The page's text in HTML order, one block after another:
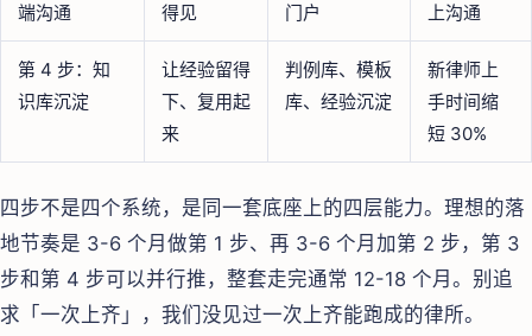
端沟通
得见
门户
上沟通
第 4 步：知
识库沉淀
让经验留得
下、复用起
来
判例库、模板
库、经验沉淀
新律师上
手时间缩
短 30%
四步不是四个系统，是同一套底座上的四层能力。理想的落
地节奏是 3-6 个月做第 1 步、再 3-6 个月加第 2 步，第 3
步和第 4 步可以并行推，整套走完通常 12-18 个月。别追
求「一次上齐」，我们没见过一次上齐能跑成的律所。